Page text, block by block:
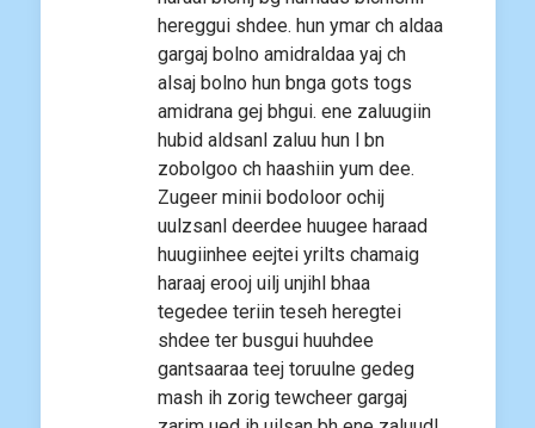
hereggui shdee. hun ymar ch aldaa
gargaj bolno amidraldaa yaj ch
alsaj bolno hun bnga gots togs
amidrana gej bhgui. ene zaluugiin
hubid aldsanl zaluu hun l bn
zobolgoo ch haashiin yum dee.
Zugeer minii bodoloor ochij
uulzsanl deerdee huugee haraad
huugiinhee eejtei yrilts chamaig
haraaj erooj uilj unjihl bhaa
tegedee teriin teseh heregtei
shdee ter busgui huuhdee
gantsaaraa teej toruulne gedeg
mash ih zorig tewcheer gargaj